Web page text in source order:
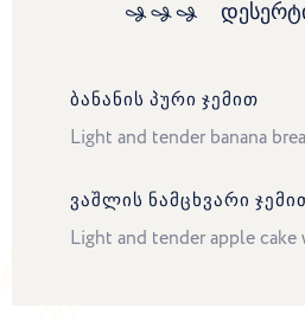
ᲑᲐᲜᲐᲜᲘᲡ ᲞᲣᲠᲘ ᲯᲔᲛᲘᲗ
Light and tender banana
ᲕᲐᲨᲚᲘᲡ ᲜᲐᲛᲪᲮᲕᲐᲠᲘ
Light and tender apple cake